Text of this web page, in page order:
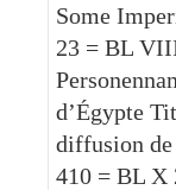
Some
23 = BL
d’Égypte
diffusion de
410 = BL X